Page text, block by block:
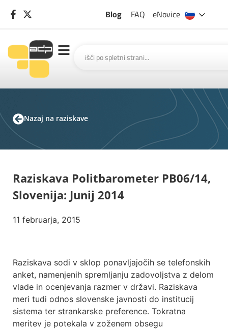
Blog FAQ eNovice
Nazaj na raziskave
Raziskava Politbarometer PB06/14,
Slovenija: Junij 2014
11 februarja, 2015
Raziskava sodi v sklop ponavljajočih se telefonskih
anket, namenjenih spremljanju zadovoljstva z delom
vlade in ocenjevanja razmer v državi. Raziskava
meri tudi odnos slovenske javnosti do institucij
sistema ter strankarske preference. Tokratna
meritev je potekala v zoženem obsegu